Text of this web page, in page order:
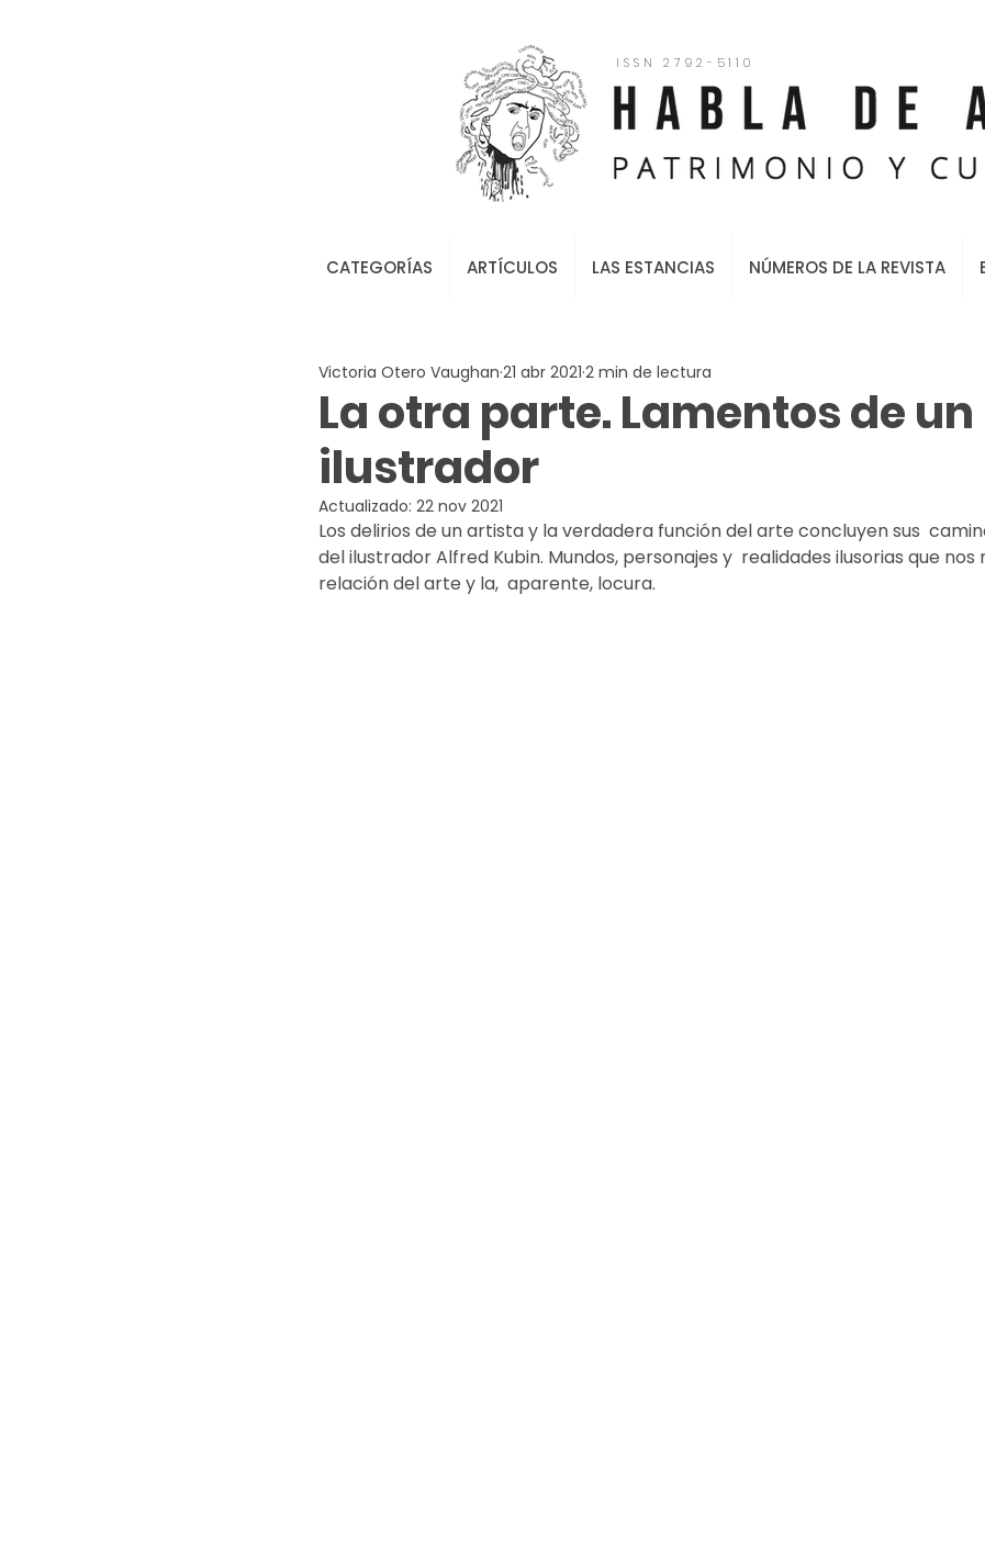
ISSN 2792-5110
CATEGORÍAS ARTÍCULOS LAS ESTANCIAS NÚMEROS DE LA REVISTA
La otra parte. Lamentos de un
ilustrador
Victoria Otero Vaughan 21 abr 2021 2 min de lectura
Actualizado: 22 nov 2021
Los delirios de un artista y la verdadera función del arte concluyen sus
del ilustrador Alfred Kubin. Mundos, personajes y  realidades ilusorias que nos
relación del arte y la,  aparente, locura.